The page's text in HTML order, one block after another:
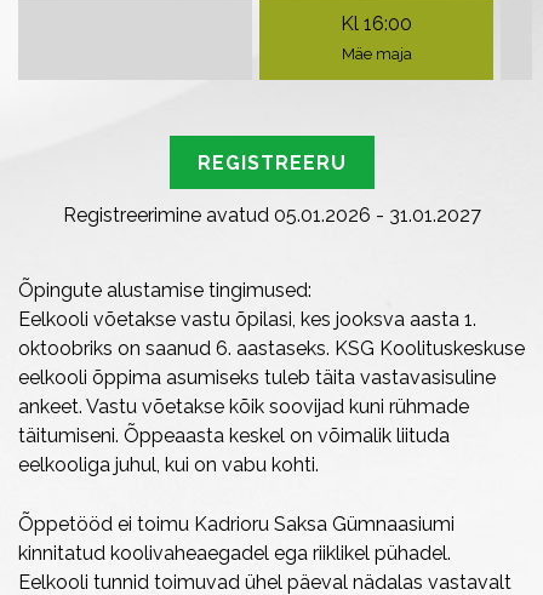
Kl 16:00
Mäe maja
REGISTREERU
Registreerimine avatud 05.01.2026 - 31.01.2027
Õpingute alustamise tingimused:
Eelkooli võetakse vastu õpilasi, kes jooksva aasta 1.
oktoobriks on saanud 6. aastaseks. KSG Koolituskeskuse
eelkooli õppima asumiseks tuleb täita vastavasisuline
ankeet. Vastu võetakse kõik soovijad kuni rühmade
täitumiseni. Õppeaasta keskel on võimalik liituda
eelkooliga juhul, kui on vabu kohti.
Õppetööd ei toimu Kadrioru Saksa Gümnaasiumi
kinnitatud koolivaheaegadel ega riiklikel pühadel.
Eelkooli tunnid toimuvad ühel päeval nädalas vastavalt